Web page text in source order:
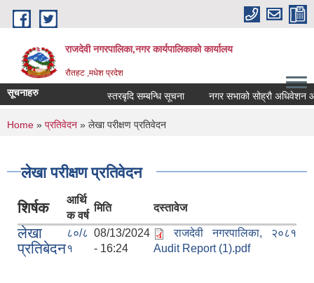
Skip to main content
राजदेवी नगरपालिका,नगर कार्यपालिकाको कार्यालय
रौतहट ,मधेश प्रदेश
सूचनाहरु स्तरबृदि सम्बन्धि सूचना नगर सभाको सोह्रौ अधिवेशन
You are here
Home » प्रतिवेदन » लेखा परीक्षण प्रतिवेदन
लेखा परीक्षण प्रतिवेदन
शिर्षक
आर्थि
क वर्ष
मिति दस्तावेज
लेखा
प्रतिबेदन
८०/८
१
08/13/2024
- 16:24
राजदेवी नगरपालिका, २०८१
Audit Report (1).pdf